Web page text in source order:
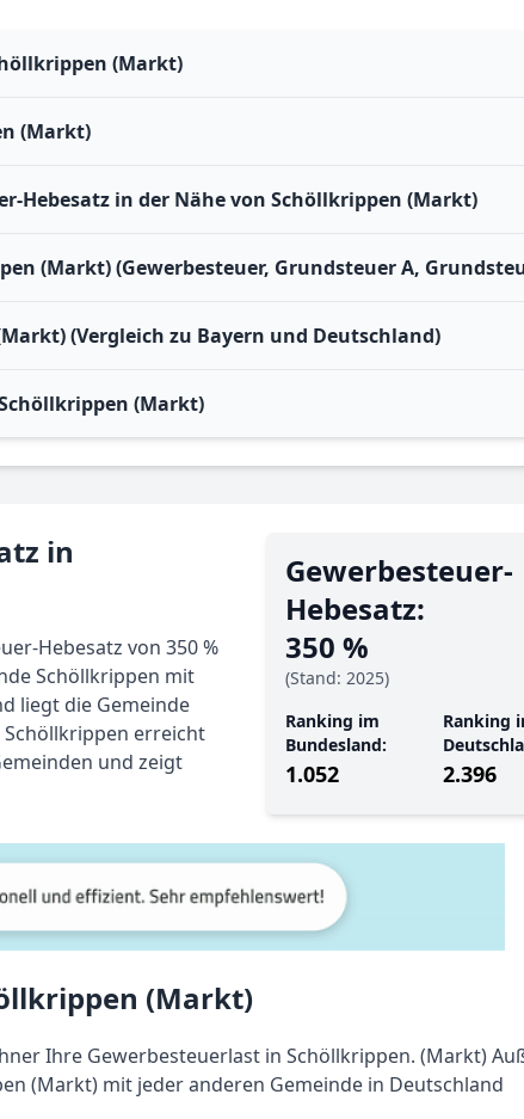
(Markt)
(Markt)
Hebesatz in der Nähe von Schöllkrippen (Markt)
(Markt) (Gewerbesteuer, Grundsteuer A,
(Vergleich zu Bayern und Deutschland)
(Markt)
in
Hebesatz von 350 %
Schöllkrippen mit
liegt die Gemeinde
Schöllkrippen erreicht
und zeigt
Gewerbe­steuer-
Hebe­satz:
350 %
(Stand: 2025)
Ranking im
Bundesland:
1.052
Ranking
2.396
(Markt)
Ihre Gewerbesteuerlast in Schöllkrippen. (Markt)
(Markt) mit jeder anderen Gemeinde in Deutschland